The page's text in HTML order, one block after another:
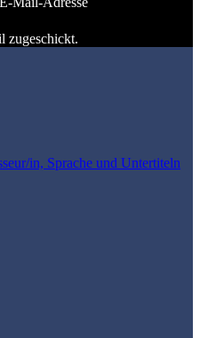
zugeschickt.
in, Sprache und Untertiteln